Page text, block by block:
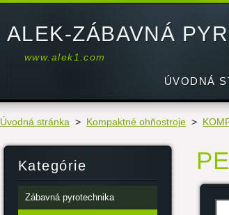
ALEK-ZÁBAVNÁ
www.alek1.com
Úvodná stránka > Kompaktné ohňostroje >
Kategórie
Zábavná pyrotechnika
ÚVODNÁ